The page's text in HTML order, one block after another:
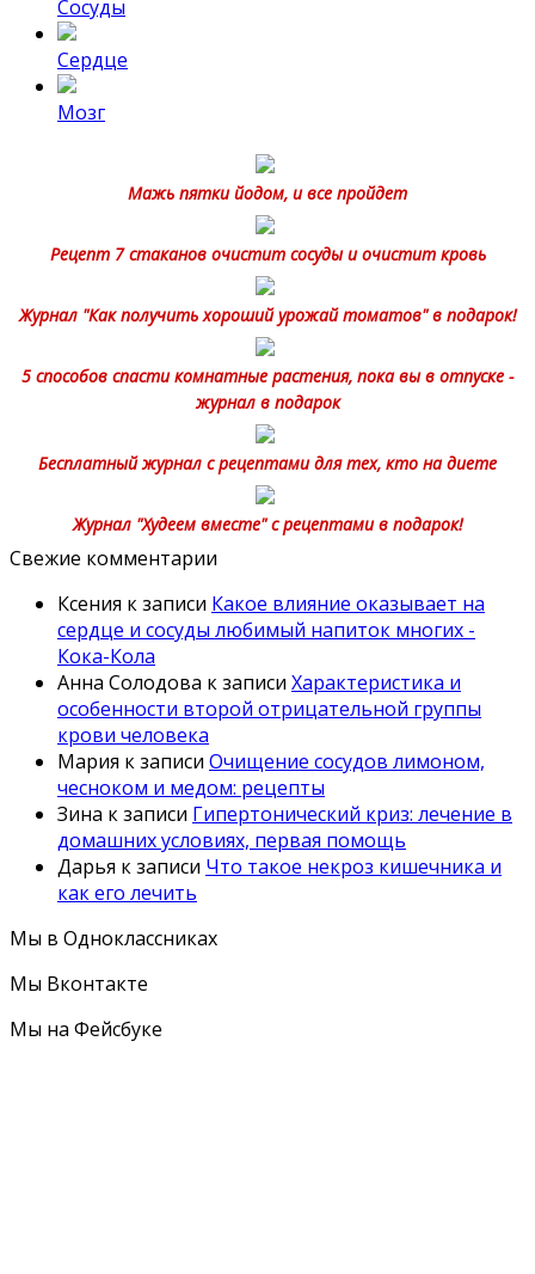
Сосуды
Сердце
Мозг
Мажь пятки йодом, и все пройдет
Рецепт 7 стаканов очистит сосуды и очистит кровь
Журнал "Как получить хороший урожай томатов" в подарок!
5 способов спасти комнатные растения, пока вы в отпуске -
журнал в подарок
Бесплатный журнал с рецептами для тех, кто на диете
Журнал "Худеем вместе" с рецептами в подарок!
Свежие комментарии
Ксения к записи Какое влияние оказывает на
сердце и сосуды любимый напиток многих -
Кока-Кола
Анна Солодова к записи Характеристика и
особенности второй отрицательной группы
крови человека
Мария к записи Очищение сосудов лимоном,
чесноком и медом: рецепты
Зина к записи Гипертонический криз: лечение в
домашних условиях, первая помощь
Дарья к записи Что такое некроз кишечника и
как его лечить
Мы в Одноклассниках
Мы Вконтакте
Мы на Фейсбуке